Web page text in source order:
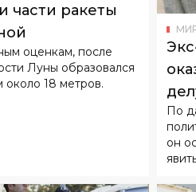
части ракеты
оценкам, после
Луны образовался
около 18 метров.
По
он